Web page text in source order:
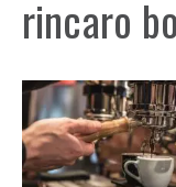
rincaro